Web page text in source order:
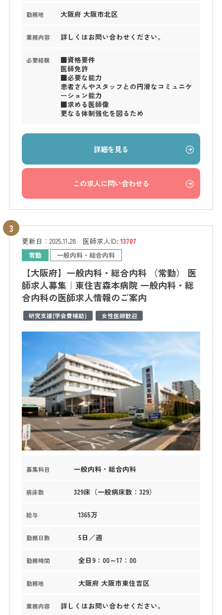
勤務地 大阪府 大阪市北区
業務内容 詳しくはお問い合わせください。
必要経験
■資格要件
医師免許
■必要な能力
患者さんやスタッフとの円滑なコミュニケ
ーション能力
■求める医師像
更なる体制強化を図るため
詳細を見る
この求人に問い合わせる
更新日： 2025.11.28 医師求人ID:13707
常勤 一般内科・総合内科
【大阪府】一般内科・総合内科 （常勤） 医
師求人募集｜東住吉森本病院 一般内科・総
合内科の医師求人情報のご案内
研究支援(学会費補助) 女性医師歓迎
募集科目 一般内科・総合内科
病床数 329床（一般病床数：329）
給与 1365万
勤務日数 5日／週
勤務時間 全日9：00～17：00
勤務地 大阪府 大阪市東住吉区
業務内容 詳しくはお問い合わせください。